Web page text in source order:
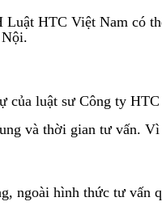
Luật HTC Việt Nam có
luật sư Công ty
và thời gian tư vấn.
ngoài hình thức tư vấn